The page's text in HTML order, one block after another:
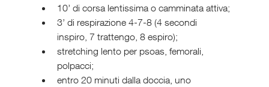
10’ di corsa lentissima o camminata attiva;
3’ di respirazione 4-7-8 (4 secondi
inspiro, 7 trattengo, 8 espiro);
stretching lento per psoas, femorali,
polpacci;
entro 20 minuti dalla doccia, uno